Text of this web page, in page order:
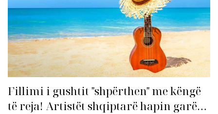
Fillimi i gushtit "shpërthen" me këngë
të reja! Artistët shqiptarë hapin garën